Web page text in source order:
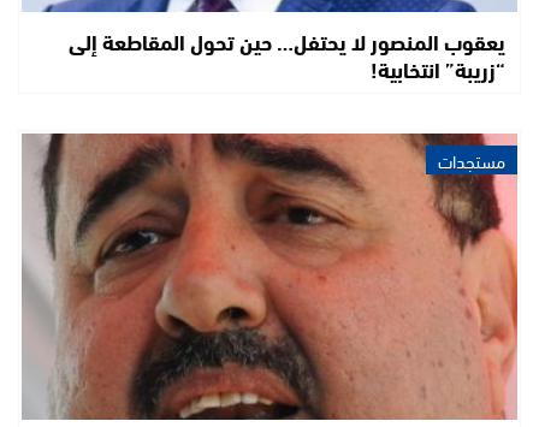
يعقوب المنصور لا يحتفل… حين تحول المقاطعة إلى
“زريبة” انتخابية!
مستجدات